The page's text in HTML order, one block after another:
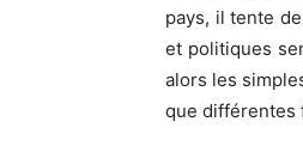
pays, il tente
et politiques
alors les
que différentes